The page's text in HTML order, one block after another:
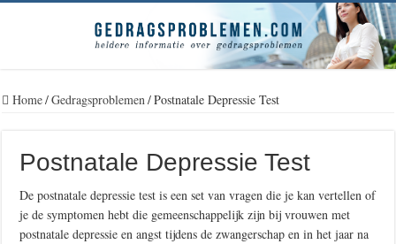
Home/Gedragsproblemen/Postnatale Depressie Test
Postnatale Depressie Test
De postnatale depressie test is een set van vragen die je kan vertellen of
je de symptomen hebt die gemeenschappelijk zijn bij vrouwen met
postnatale depressie en angst tijdens de zwangerschap en in het jaar na